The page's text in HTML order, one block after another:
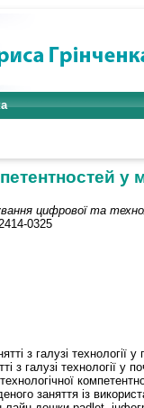
у
цифрової та
0325
з галузі технології
галузі технології у
заняття із